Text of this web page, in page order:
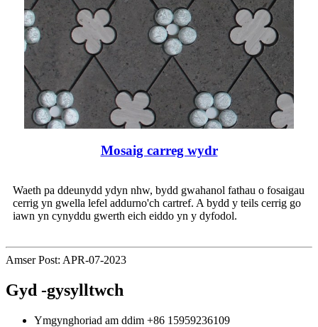
Mosaig carreg wydr
Waeth pa ddeunydd ydyn nhw, bydd gwahanol fathau o fosaigau
cerrig yn gwella lefel addurno'ch cartref. A bydd y teils cerrig go
iawn yn cynyddu gwerth eich eiddo yn y dyfodol.
Amser Post: APR-07-2023
Gyd -gysylltwch
Ymgynghoriad am ddim +86 15959236109